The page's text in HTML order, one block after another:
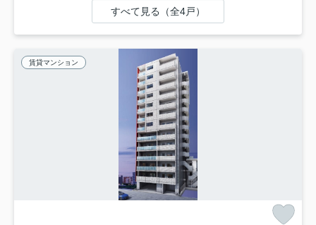
すべて見る（全4戸）
賃貸マンション